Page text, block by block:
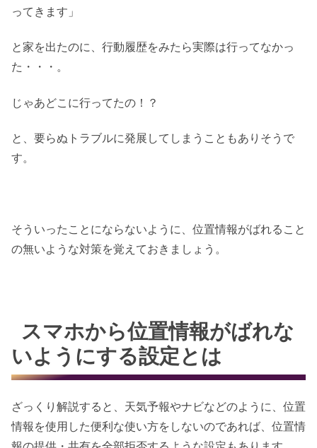
ってきます」
と家を出たのに、行動履歴をみたら実際は行ってなかっ
た・・・。
じゃあどこに行ってたの！？
と、要らぬトラブルに発展してしまうこともありそうで
す。
そういったことにならないように、位置情報がばれること
の無いような対策を覚えておきましょう。
スマホから位置情報がばれな
いようにする設定とは
ざっくり解説すると、天気予報やナビなどのように、位置
情報を使用した便利な使い方をしないのであれば、位置情